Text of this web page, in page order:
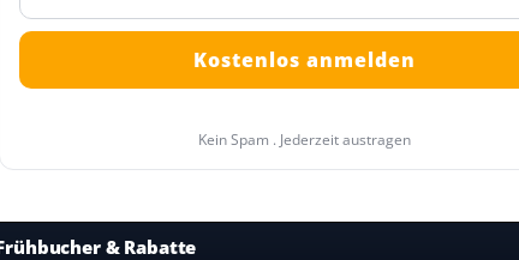
Kein Spam . Jederzeit austragen
& Rabatte